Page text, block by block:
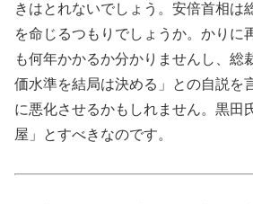
きはとれないでしょう。安倍首相は
を命じるつもりでしょうか。かりに
も何年かかるか分かりませんし、総
価水準を結局は決める」との自説を
に悪化させるかもしれません。黒田
屋」とすべきなのです。